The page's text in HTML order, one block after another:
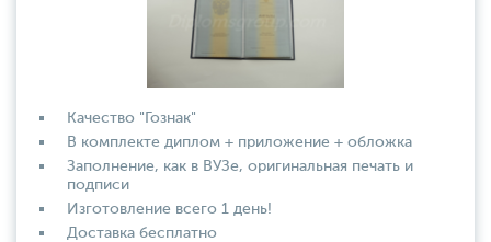
Качество "Гознак"
В комплекте диплом + приложение + обложка
Заполнение, как в ВУЗе, оригинальная печать и
подписи
Изготовление всего 1 день!
Доставка бесплатно